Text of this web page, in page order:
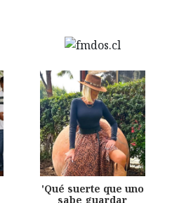
'Qué suerte que uno
sabe guardar